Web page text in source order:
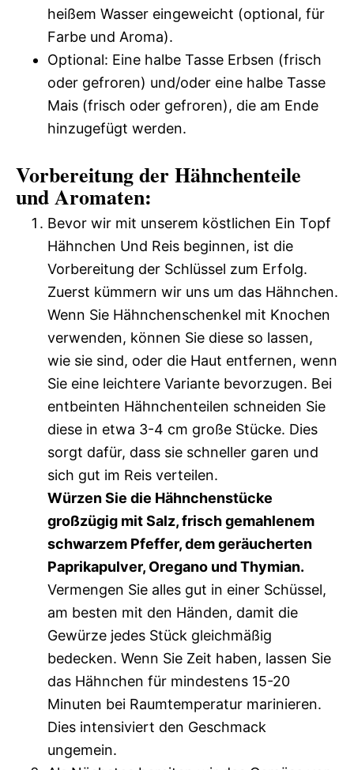
heißem Wasser eingeweicht (optional, für
Farbe und Aroma).
Optional: Eine halbe Tasse Erbsen (frisch
oder gefroren) und/oder eine halbe Tasse
Mais (frisch oder gefroren), die am Ende
hinzugefügt werden.
Vorbereitung der Hähnchenteile
und Aromaten:
Bevor wir mit unserem köstlichen Ein Topf
Hähnchen Und Reis beginnen, ist die
Vorbereitung der Schlüssel zum Erfolg.
Zuerst kümmern wir uns um das Hähnchen.
Wenn Sie Hähnchenschenkel mit Knochen
verwenden, können Sie diese so lassen,
wie sie sind, oder die Haut entfernen, wenn
Sie eine leichtere Variante bevorzugen. Bei
entbeinten Hähnchenteilen schneiden Sie
diese in etwa 3-4 cm große Stücke. Dies
sorgt dafür, dass sie schneller garen und
sich gut im Reis verteilen.
Würzen Sie die Hähnchenstücke
großzügig mit Salz, frisch gemahlenem
schwarzem Pfeffer, dem geräucherten
Paprikapulver, Oregano und Thymian.
Vermengen Sie alles gut in einer Schüssel,
am besten mit den Händen, damit die
Gewürze jedes Stück gleichmäßig
bedecken. Wenn Sie Zeit haben, lassen Sie
das Hähnchen für mindestens 15-20
Minuten bei Raumtemperatur marinieren.
Dies intensiviert den Geschmack
ungemein.